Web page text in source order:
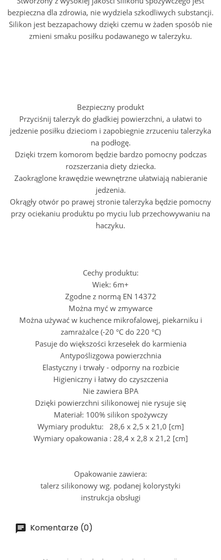
bezpieczna dla zdrowia, nie wydziela szkodliwych substancji.
Silikon jest bezzapachowy dzięki czemu w żaden sposób nie
zmieni smaku posiłku podawanego w talerzyku.
Bezpieczny produkt
Przyciśnij talerzyk do gładkiej powierzchni, a ułatwi to
jedzenie posiłku dzieciom i zapobiegnie zrzuceniu talerzyka
na podłogę.
Dzięki trzem komorom będzie bardzo pomocny podczas
rozszerzania diety dziecka.
Zaokrąglone krawędzie wewnętrzne ułatwiają nabieranie
jedzenia.
Okrągły otwór po prawej stronie talerzyka będzie pomocny
przy ociekaniu produktu po myciu lub przechowywaniu na
haczyku.
Cechy produktu:
Wiek: 6m+
Zgodne z normą EN 14372
Można myć w zmywarce
Można używać w kuchence mikrofalowej, piekarniku i
zamrażalce (-20 °C do 220 °C)
Pasuje do większości krzesełek do karmienia
Antypoślizgowa powierzchnia
Elastyczny i trwały - odporny na rozbicie
Higieniczny i łatwy do czyszczenia
Nie zawiera BPA
Dzięki powierzchni silikonowej nie rysuje się
Materiał: 100% silikon spożywczy
Wymiary produktu: 28,6 x 2,5 x 21,0 [cm]
Wymiary opakowania : 28,4 x 2,8 x 21,2 [cm]
Opakowanie zawiera:
talerz silikonowy wg. podanej kolorystyki
instrukcja obsługi
Komentarze (0)